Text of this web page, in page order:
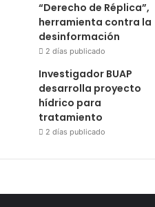
“Derecho de Réplica”,
herramienta contra la
desinformación
2 días publicado
Investigador BUAP
desarrolla proyecto
hídrico para
tratamiento
2 días publicado